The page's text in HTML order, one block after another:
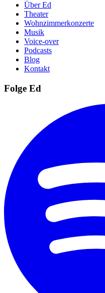
Über Ed
Theater
Wohnzimmerkonzerte
Musik
Voice-over
Podcasts
Blog
Kontakt
Folge Ed